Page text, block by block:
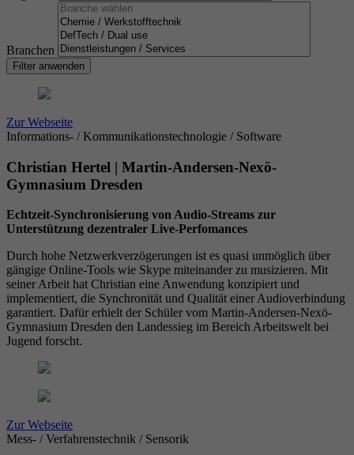
Branchen
Filter anwenden
Zur Webseite
Informations- / Kommunikationstechnologie / Software
Christian Hertel | Martin-Andersen-Nexö-
Gymnasium Dresden
Echtzeit-Synchronisierung von Audio-Streams zur
Unterstützung dezentraler Live-Perfomances
Durch hohe Netzwerkverzögerungen ist es quasi unmöglich über
gängige Online-Tools wie Skype miteinander zu musizieren. Mit
seiner Arbeit hat Christian eine Anwendung konzipiert und
implementiert, die Synchronität und Qualität einer Audioverbindung
garantiert. Dafür erhielt der Schüler vom Martin-Andersen-Nexö-
Gymnasium Dresden den Landessieg im Bereich Arbeitswelt bei
Jugend forscht.
Zur Webseite
Mess- / Verfahrenstechnik / Sensorik
Zweck
Datenschutzeinstellungen der Nutzer auf der
Youtube-Plattform zu verfolgen und zu
erweitern.
Name
Anbieter YouTube (Google)
Laufzeit Sitzungsende
Zweck
der Videos von YouTube, die der Benutzer